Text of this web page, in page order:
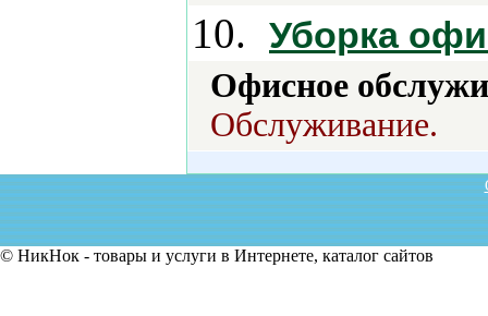
10. Уборка
Офисное
Обслуживание.
© НикНок - товары и услуги в Интернете, каталог сайтов